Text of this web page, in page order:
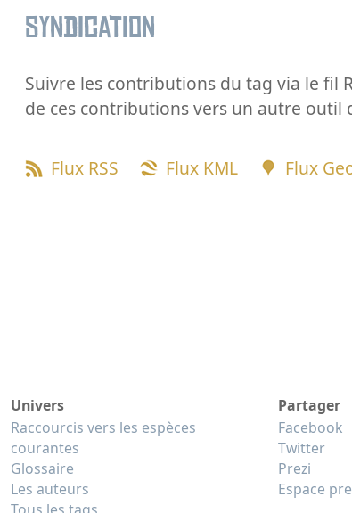
Syndication
Suivre les contributions du tag via le fil
de ces contributions vers un autre outil
Flux RSS Flux KML Flux
Univers
Raccourcis vers les espèces
courantes
Glossaire
Les auteurs
Partager
Facebook
Twitter
Prezi
Espace